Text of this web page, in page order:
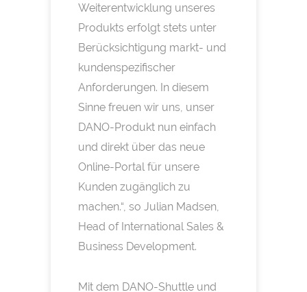
Weiterentwicklung unseres
Produkts erfolgt stets unter
Berücksichtigung markt- und
kundenspezifischer
Anforderungen. In diesem
Sinne freuen wir uns, unser
DANO-Produkt nun einfach
und direkt über das neue
Online-Portal für unsere
Kunden zugänglich zu
machen.“, so Julian Madsen,
Head of International Sales &
Business Development.
Mit dem DANO-Shuttle und